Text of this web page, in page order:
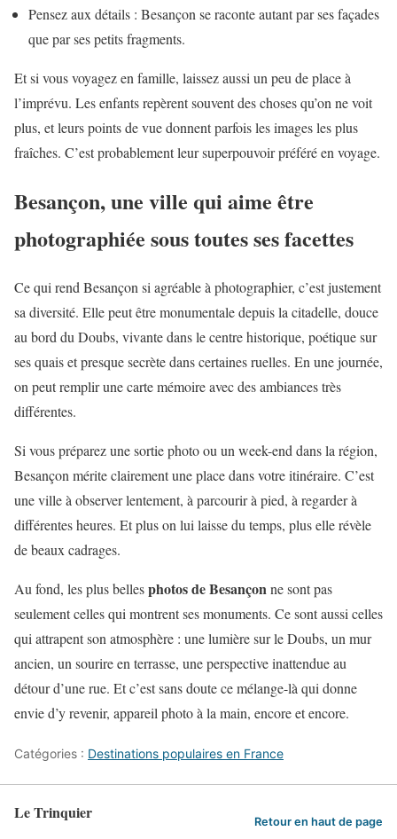
Pensez aux détails : Besançon se raconte autant par ses façades
que par ses petits fragments.
Et si vous voyagez en famille, laissez aussi un peu de place à
l’imprévu. Les enfants repèrent souvent des choses qu’on ne voit
plus, et leurs points de vue donnent parfois les images les plus
fraîches. C’est probablement leur superpouvoir préféré en voyage.
Besançon, une ville qui aime être
photographiée sous toutes ses facettes
Ce qui rend Besançon si agréable à photographier, c’est justement
sa diversité. Elle peut être monumentale depuis la citadelle, douce
au bord du Doubs, vivante dans le centre historique, poétique sur
ses quais et presque secrète dans certaines ruelles. En une journée,
on peut remplir une carte mémoire avec des ambiances très
différentes.
Si vous préparez une sortie photo ou un week-end dans la région,
Besançon mérite clairement une place dans votre itinéraire. C’est
une ville à observer lentement, à parcourir à pied, à regarder à
différentes heures. Et plus on lui laisse du temps, plus elle révèle
de beaux cadrages.
Au fond, les plus bellesphotos de Besançonne sont pas
seulement celles qui montrent ses monuments. Ce sont aussi celles
qui attrapent son atmosphère : une lumière sur le Doubs, un mur
ancien, un sourire en terrasse, une perspective inattendue au
détour d’une rue. Et c’est sans doute ce mélange-là qui donne
envie d’y revenir, appareil photo à la main, encore et encore.
Catégories : Destinations populaires en France
Le Trinquier Retour en haut de page